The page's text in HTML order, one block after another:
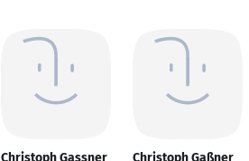
Christoph Gassner Christoph Gaßner